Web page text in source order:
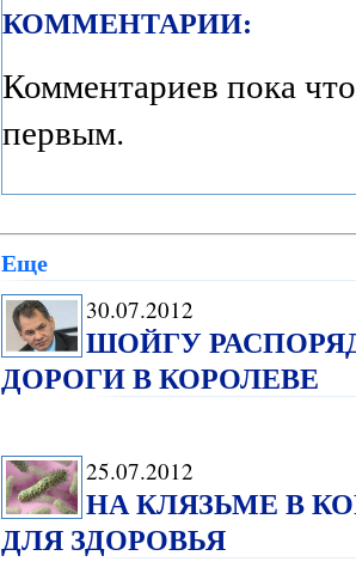
КОММЕНТАРИИ:
Комментариев пока
первым.
Еще
30.07.2012
ШОЙГУ
ДОРОГИ В КОРОЛЕВЕ
25.07.2012
НА КЛЯЗЬМЕ В
ДЛЯ ЗДОРОВЬЯ